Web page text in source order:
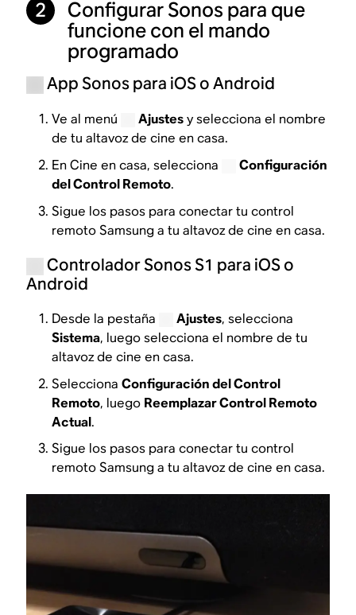
2
Configurar Sonos para que
funcione con el mando
programado
App Sonos para iOS o Android
Ve al menú Ajustesy selecciona el nombre
de tu altavoz de cine en casa.
En Cine en casa, selecciona
Configuración
del Control Remoto.
Sigue los pasos para conectar tu control
remoto Samsung a tu altavoz de cine en casa.
Controlador Sonos S1 para iOS o
Android
Desde la pestaña Ajustes, selecciona
Sistema, luego selecciona el nombre de tu
altavoz de cine en casa.
SeleccionaConfiguración del Control
Remoto, luego Reemplazar Control Remoto
Actual.
Sigue los pasos para conectar tu control
remoto Samsung a tu altavoz de cine en casa.